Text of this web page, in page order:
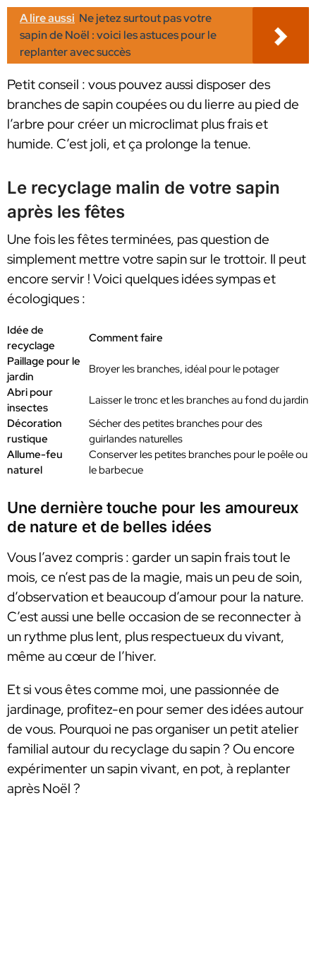
A lire aussi Ne jetez surtout pas votre
sapin de Noël : voici les astuces pour le
replanter avec succès
Petit conseil : vous pouvez aussi disposer des
branches de sapin coupées ou du lierre au pied de
l’arbre pour créer un microclimat plus frais et
humide. C’est joli, et ça prolonge la tenue.
Le recyclage malin de votre sapin
après les fêtes
Une fois les fêtes terminées, pas question de
simplement mettre votre sapin sur le trottoir. Il peut
encore servir ! Voici quelques idées sympas et
écologiques :
Idée de
recyclage
Comment faire
Paillage pour le
jardin
Broyer les branches, idéal pour le potager
Abri pour
insectes
Laisser le tronc et les branches au fond du jardin
Décoration
rustique
Sécher des petites branches pour des
guirlandes naturelles
Allume-feu
naturel
Conserver les petites branches pour le poêle ou
le barbecue
Une dernière touche pour les amoureux
de nature et de belles idées
Vous l’avez compris : garder un sapin frais tout le
mois, ce n’est pas de la magie, mais un peu de soin,
d’observation et beaucoup d’amour pour la nature.
C’est aussi une belle occasion de se reconnecter à
un rythme plus lent, plus respectueux du vivant,
même au cœur de l’hiver.
Et si vous êtes comme moi, une passionnée de
jardinage, profitez-en pour semer des idées autour
de vous. Pourquoi ne pas organiser un petit atelier
familial autour du recyclage du sapin ? Ou encore
expérimenter un sapin vivant, en pot, à replanter
après Noël ?